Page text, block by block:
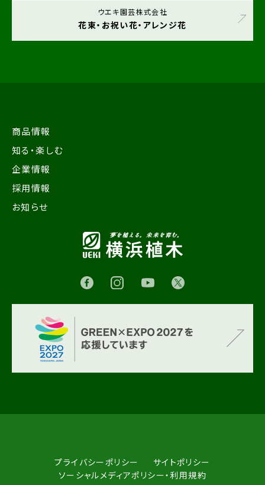
ウエキ園芸株式会社
花束・お祝い花・アレンジ花
商品情報
知る・楽しむ
企業情報
採用情報
お知らせ
プライバシーポリシー
サイトポリシー
ソーシャルメディアポリシー・利用規約